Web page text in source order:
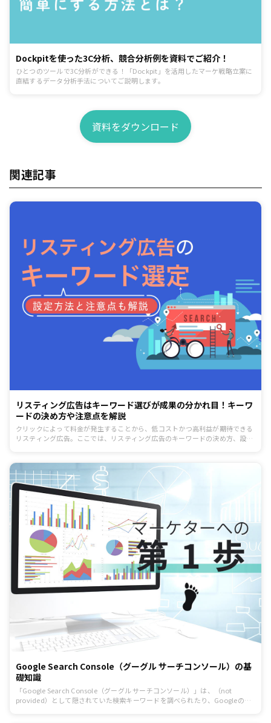
Dockpitを使った3C分析、競合分析例を資料でご紹介！
ひとつのツールで3C分析ができる！「Dockpit」を活用したマーケ戦略立案に
直結するデータ分析手法についてご説明します。
資料をダウンロード
関連記事
リスティング広告はキーワード選びが成果の分かれ目！キーワ
ードの決め方や注意点を解説
クリックによって料金が発生することから、低コストかつ高利益が期待できる
リスティング広告。ここでは、リスティング広告のキーワードの決め方、設定
Google Search Console（グーグル サーチコンソール）の基
礎知識
「Google Search Console（グーグル サーチコンソール）」は、（not
provided）として隠されていた検索キーワードを調べられたり、Googleの検